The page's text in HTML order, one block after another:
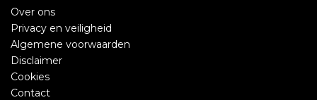
Over ons
Privacy en veiligheid
Algemene voorwaarden
Disclaimer
Cookies
Contact